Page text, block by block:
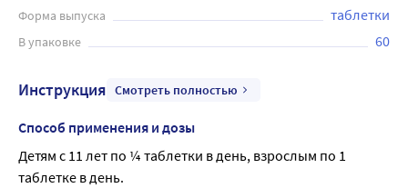
Форма выпуска таблетки
В упаковке 60
Инструкция Смотреть полностью
Способ применения и дозы
Детям с 11 лет по ¼ таблетки в день, взрослым по 1
таблетке в день.